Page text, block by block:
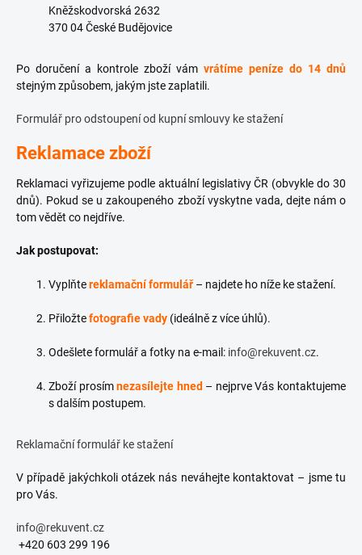
Kněžskodvorská 2632
370 04 České Budějovice
Po doručení a kontrole zboží vám vrátíme peníze do 14 dnů
stejným způsobem, jakým jste zaplatili.
Formulář pro odstoupení od kupní smlouvy ke stažení
Reklamace zboží
Reklamaci vyřizujeme podle aktuální legislativy ČR (obvykle do 30
dnů). Pokud se u zakoupeného zboží vyskytne vada, dejte nám o
tom vědět co nejdříve.
Jak postupovat:
Vyplňtereklamační formulář– najdete ho níže ke stažení.
Přiložtefotografie vady (ideálně z více úhlů).
Odešlete formulář a fotky na e-mail: info@rekuvent.cz.
Zboží prosímnezasílejte hned – nejprve Vás kontaktujeme
s dalším postupem.
Reklamační formulář ke stažení
V případě jakýchkoli otázek nás neváhejte kontaktovat – jsme tu
pro Vás.
info@rekuvent.cz
+420 603 299 196